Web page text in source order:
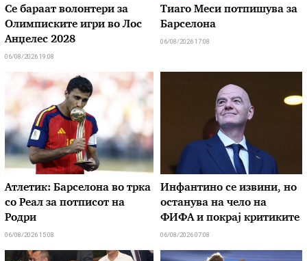
Се бараат волонтери за
Олимписките игри во Лос
Анџелес 2028
06/08/2026 19:08
Тиаго Меси потпишува за
Барселона
06/08/2026 17:08
Атлетик: Барселона во трка
со Реал за потписот на
Родри
06/08/2026 15:08
Инфантино се извини, но
останува на чело на
ФИФА и покрај критиките
06/08/2026 07:08